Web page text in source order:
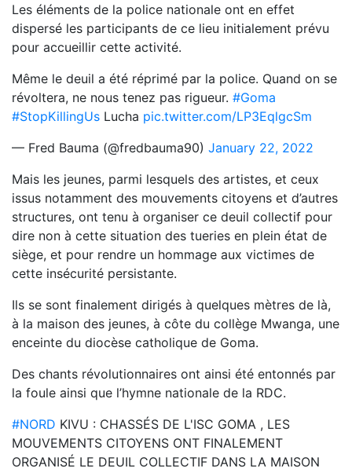
Les éléments de la police nationale ont en effet
dispersé les participants de ce lieu initialement prévu
pour accueillir cette activité.
Même le deuil a été réprimé par la police. Quand on se
révoltera, ne nous tenez pas rigueur. #Goma
#StopKillingUs Lucha pic.twitter.com/LP3EqlgcSm
— Fred Bauma (@fredbauma90) January 22, 2022
Mais les jeunes, parmi lesquels des artistes, et ceux
issus notamment des mouvements citoyens et d’autres
structures, ont tenu à organiser ce deuil collectif pour
dire non à cette situation des tueries en plein état de
siège, et pour rendre un hommage aux victimes de
cette insécurité persistante.
Ils se sont finalement dirigés à quelques mètres de là,
à la maison des jeunes, à côte du collège Mwanga, une
enceinte du diocèse catholique de Goma.
Des chants révolutionnaires ont ainsi été entonnés par
la foule ainsi que l’hymne nationale de la RDC.
#NORD KIVU : CHASSÉS DE L'ISC GOMA , LES
MOUVEMENTS CITOYENS ONT FINALEMENT
ORGANISÉ LE DEUIL COLLECTIF DANS LA MAISON